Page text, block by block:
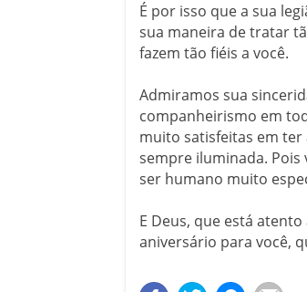
É por isso que a sua
sua maneira de tratar
fazem tão fiéis a você.
Admiramos sua
companheirismo em
muito satisfeitas em ter
sempre iluminada. Pois
ser humano muito
E Deus, que está
aniversário para você,